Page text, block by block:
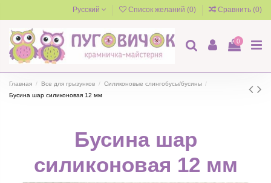
Русский Список желаний (0) Сравнить (0)
0
Главная Все для грызунков
Силиконовые слингобусы/бусины
Бусина шар силиконовая 12 мм
Бусина шар
силиконовая 12 мм